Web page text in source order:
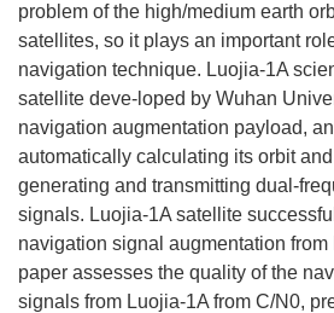
problem of the high/medium earth
satellites, so it plays an important
navigation technique. Luojia-1A
satellite deve-loped by Wuhan
navigation augmentation payload,
automatically calculating its orbit
generating and transmitting dual-
signals. Luojia-1A satellite
navigation signal augmentation from
paper assesses the quality of the
signals from Luojia-1A from C/N0,